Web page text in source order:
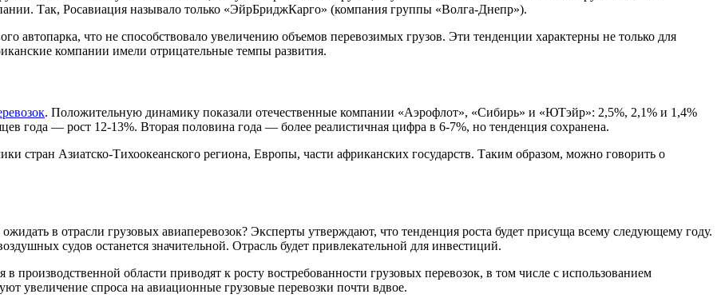
Так, Росавиация называло только «ЭйрБриджКарго» (компания группы «Волга-Днепр»).
что не способствовало увеличению объемов перевозимых грузов. Эти тенденции характерны не только для
компании имели отрицательные темпы развития.
. Положительную динамику показали отечественные компании «Аэрофлот», «Сибирь» и «ЮТэйр»: 2,5%, 2,1% и 1,4%
года — рост 12-13%. Вторая половина года — более реалистичная цифра в 6-7%, но тенденция сохранена.
стран Азиатско-Тихоокеанского региона, Европы, части африканских государств. Таким образом, можно говорить о
в отрасли грузовых авиаперевозок? Эксперты утверждают, что тенденция роста будет присуща всему следующему году.
судов останется значительной. Отрасль будет привлекательной для инвестиций.
производственной области приводят к росту востребованности грузовых перевозок, в том числе с использованием
увеличение спроса на авиационные грузовые перевозки почти вдвое.